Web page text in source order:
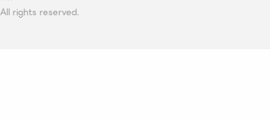
rights reserved.